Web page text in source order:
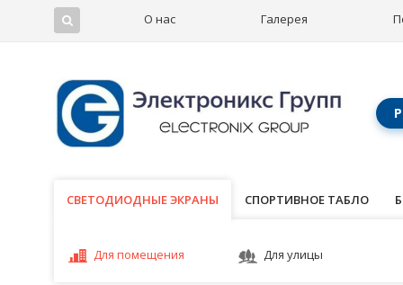
О нас Галерея
СВЕТОДИОДНЫЕ ЭКРАНЫ
СВЕТОДИОДНЫЕ ЭКРАНЫ СПОРТИВНОЕ ТАБЛО
Для помещения Для улицы